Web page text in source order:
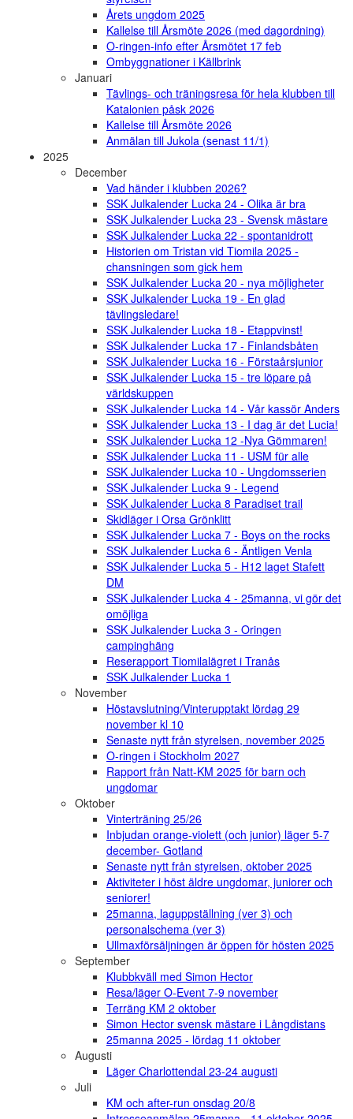
Årets ungdom 2025
Kallelse till Årsmöte 2026 (med dagordning)
O-ringen-info efter Årsmötet 17 feb
Ombyggnationer i Källbrink
Januari
Tävlings- och träningsresa för hela klubben till
Katalonien påsk 2026
Kallelse till Årsmöte 2026
Anmälan till Jukola (senast 11/1)
2025
December
Vad händer i klubben 2026?
SSK Julkalender Lucka 24 - Olika är bra
SSK Julkalender Lucka 23 - Svensk mästare
SSK Julkalender Lucka 22 - spontanidrott
Historien om Tristan vid Tiomila 2025 -
chansningen som gick hem
SSK Julkalender Lucka 20 - nya möjligheter
SSK Julkalender Lucka 19 - En glad
tävlingsledare!
SSK Julkalender Lucka 18 - Etappvinst!
SSK Julkalender Lucka 17 - Finlandsbåten
SSK Julkalender Lucka 16 - Förstaårsjunior
SSK Julkalender Lucka 15 - tre löpare på
världskuppen
SSK Julkalender Lucka 14 - Vår kassör Anders
SSK Julkalender Lucka 13 - I dag är det Lucia!
SSK Julkalender Lucka 12 -Nya Gömmaren!
SSK Julkalender Lucka 11 - USM für alle
SSK Julkalender Lucka 10 - Ungdomsserien
SSK Julkalender Lucka 9 - Legend
SSK Julkalender Lucka 8 Paradiset trail
Skidläger i Orsa Grönklitt
SSK Julkalender Lucka 7 - Boys on the rocks
SSK Julkalender Lucka 6 - Äntligen Venla
SSK Julkalender Lucka 5 - H12 laget Stafett
DM
SSK Julkalender Lucka 4 - 25manna, vi gör det
omöjliga
SSK Julkalender Lucka 3 - Oringen
campinghäng
Reserapport Tiomilalägret i Tranås
SSK Julkalender Lucka 1
November
Höstavslutning/Vinterupptakt lördag 29
november kl 10
Senaste nytt från styrelsen, november 2025
O-ringen i Stockholm 2027
Rapport från Natt-KM 2025 för barn och
ungdomar
Oktober
Vinterträning 25/26
Inbjudan orange-violett (och junior) läger 5-7
december- Gotland
Senaste nytt från styrelsen, oktober 2025
Aktiviteter i höst äldre ungdomar, juniorer och
seniorer!
25manna, laguppställning (ver 3) och
personalschema (ver 3)
Ullmaxförsäljningen är öppen för hösten 2025
September
Klubbkväll med Simon Hector
Resa/läger O-Event 7-9 november
Terräng KM 2 oktober
Simon Hector svensk mästare i Långdistans
25manna 2025 - lördag 11 oktober
Augusti
Läger Charlottendal 23-24 augusti
Juli
KM och after-run onsdag 20/8